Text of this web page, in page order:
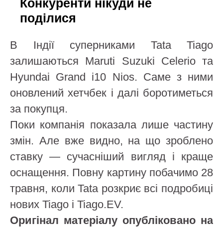
Конкуренти нікуди не
поділися
В Індії суперниками Tata Tiago
залишаються Maruti Suzuki Celerio та
Hyundai Grand i10 Nios. Саме з ними
оновлений хетчбек і далі боротиметься
за покупця.
Поки компанія показала лише частину
змін. Але вже видно, на що зроблено
ставку — сучасніший вигляд і краще
оснащення. Повну картину побачимо 28
травня, коли Tata розкриє всі подробиці
нових Tiago і Tiago.EV.
Оригінал матеріалу опубліковано на